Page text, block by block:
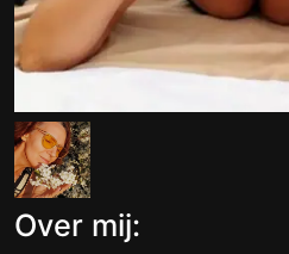
Over mij: